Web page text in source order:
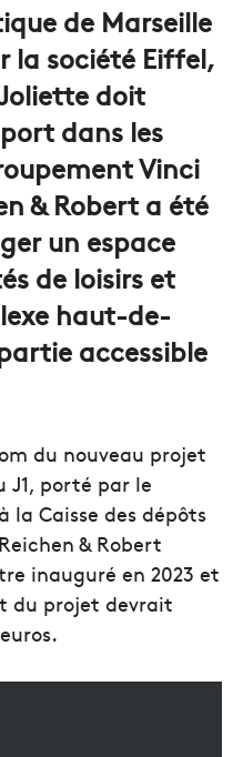
de Marseille
la société Eiffel,
doit
dans les
Vinci
& Robert a été
un espace
de loisirs et
haut-de-
accessible
du nouveau projet
J1, porté par le
la Caisse des dépôts
& Robert
inauguré en 2023 et
du projet devrait